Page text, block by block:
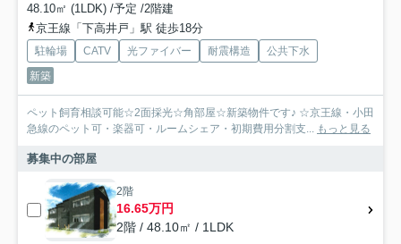
48.10㎡ (1LDK) /予定 /2階建
京王線「下高井戸」駅 徒歩18分
駐輪場 CATV 光ファイバー 耐震構造
公共下水
新築
ペット飼育相談可能☆2面採光☆角部屋☆新築物件です♪ ☆京王線・小田
急線のペット可・楽器可・ルームシェア・初期費用分割支... もっと見る
募集中の部屋
2階
16.65万円
2階 / 48.10㎡ / 1LDK